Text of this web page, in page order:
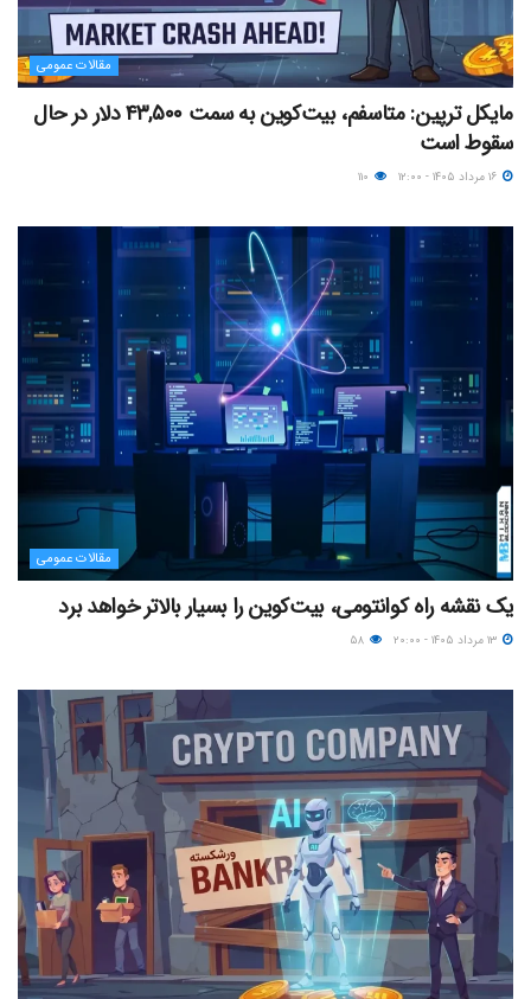
مقالات عمومی
مایکل ترپین: متاسفم، بیت‌کوین به سمت ۴۳,۵۰۰ دلار در حال
سقوط است
مقالات عمومی
یک نقشه راه کوانتومی، بیت‌کوین را بسیار بالاتر خواهد برد